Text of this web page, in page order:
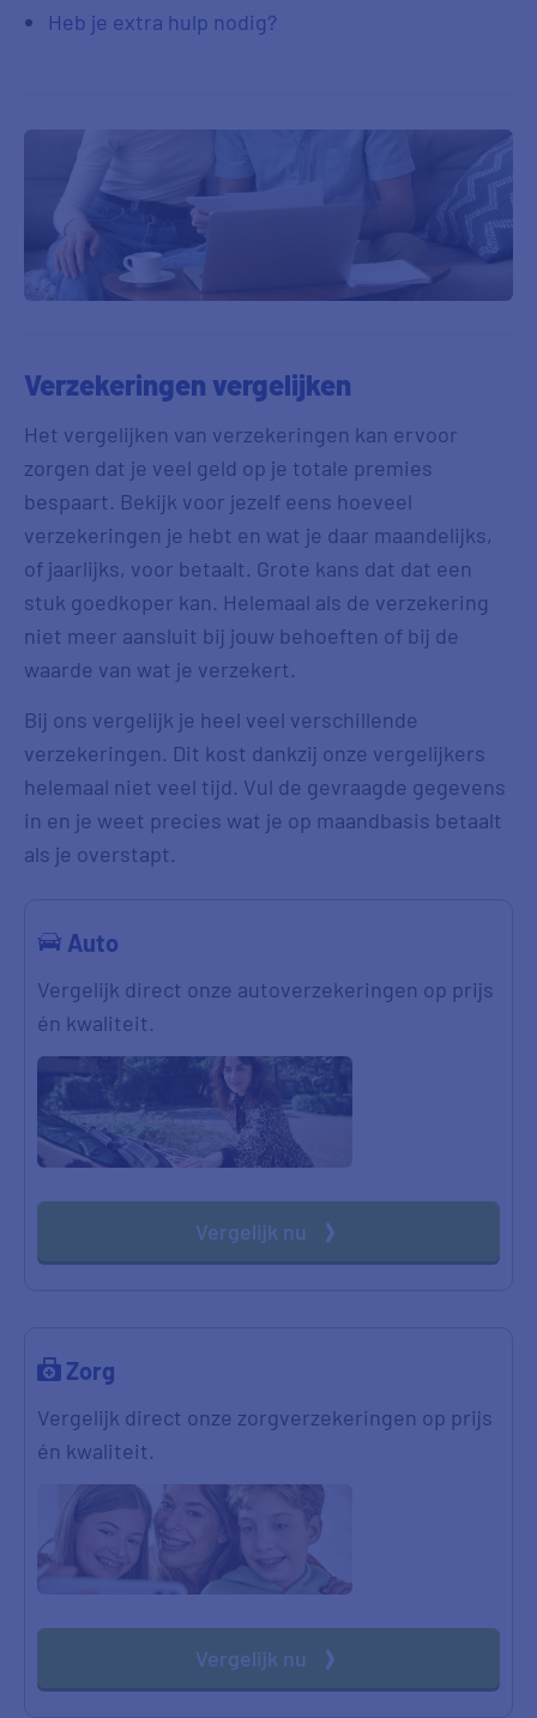
Heb je extra hulp nodig?
Verzekeringen vergelijken
Het vergelijken van verzekeringen kan ervoor
zorgen dat je veel geld op je totale premies
bespaart. Bekijk voor jezelf eens hoeveel
verzekeringen je hebt en wat je daar maandelijks,
of jaarlijks, voor betaalt. Grote kans dat dat een
stuk goedkoper kan. Helemaal als de verzekering
niet meer aansluit bij jouw behoeften of bij de
waarde van wat je verzekert.
Bij ons vergelijk je heel veel verschillende
verzekeringen. Dit kost dankzij onze vergelijkers
helemaal niet veel tijd. Vul de gevraagde gegevens
in en je weet precies wat je op maandbasis betaalt
als je overstapt.
Auto
Vergelijk direct onze autoverzekeringen op prijs
én kwaliteit.
Vergelijk nu
Zorg
Vergelijk direct onze zorgverzekeringen op prijs
én kwaliteit.
Vergelijk nu